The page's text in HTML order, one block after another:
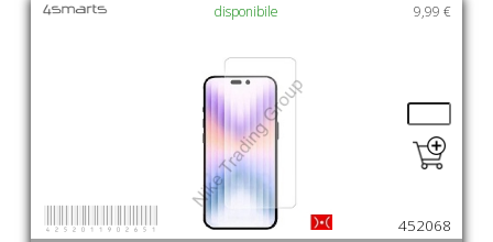
9,99 €
disponibile
452068